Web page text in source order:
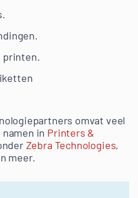
printen.
omvat veel
in Printers &
Zebra Technologies,
meer.